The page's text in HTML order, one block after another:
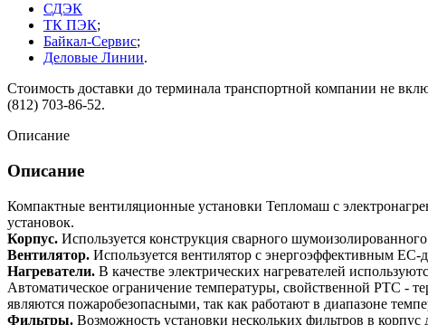
СДЭК
ТК ПЭК;
Байкал-Сервис;
Деловые Линии.
Стоимость доставки до терминала транспортной компании не
(812) 703-86-52.
Описание
Описание
Компактные вентиляционные установки Тепломаш c
установок.
Корпус. Используется конструкция сварного
Вентилятор. Используется вентилятор с энергоэффективным EC-
Нагреватели. В качестве электрических нагревателей
Автоматическое ограничение температуры, свойственной РТС -
являются пожаробезопасными, так как работают в диапазоне
Фильтры. Возможность установки нескольких фильтров в